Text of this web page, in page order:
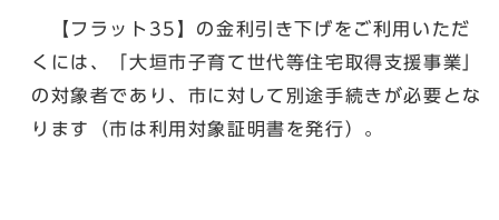
【フラット35】の金利引き下げをご利用いただ
くには、「大垣市子育て世代等住宅取得支援事業」
の対象者であり、市に対して別途手続きが必要とな
ります（市は利用対象証明書を発行）。